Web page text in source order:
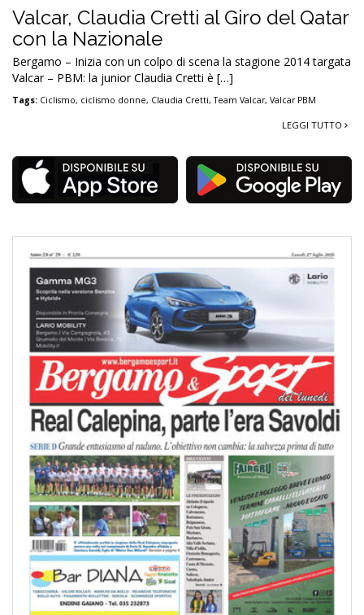
Valcar, Claudia Cretti al Giro del Qatar
con la Nazionale
Bergamo – Inizia con un colpo di scena la stagione 2014 targata
Valcar – PBM: la junior Claudia Cretti è […]
Tags: Ciclismo, ciclismo donne, Claudia Cretti,Team Valcar, Valcar PBM
LEGGI TUTTO